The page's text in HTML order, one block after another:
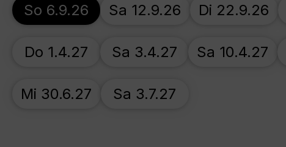
So 6.9.26 Sa 12.9.26 Di 22.9.26
Do 1.4.27 Sa 3.4.27 Sa 10.4.27
Mi 30.6.27 Sa 3.7.27